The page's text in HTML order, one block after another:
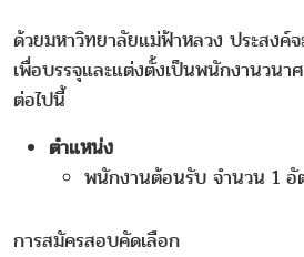
ด้วยมหาวิทยาลัยแม่ฟ้าหลวง ประสงค์
เพื่อบรรจุและแต่งตั้งเป็นพนักงานวนา
ต่อไปนี้
ตำแหน่ง
พนักงานต้อนรับ จำนวน 1 อั
การสมัครสอบคัดเลือก